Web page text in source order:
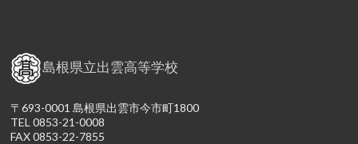
島根県立出雲高等学校
〒693-0001 島根県出雲市今市町1800
TEL 0853-21-0008
FAX 0853-22-7855